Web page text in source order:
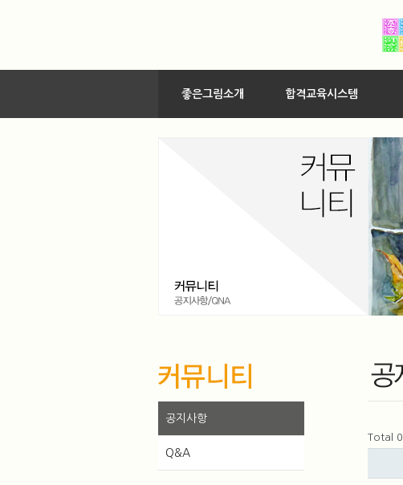
좋은그림소개 합격교육시스템
공지사항
Q&A
Total 0